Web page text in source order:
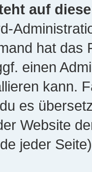
auf
hat das
einen
kann.
es
Website
jeder